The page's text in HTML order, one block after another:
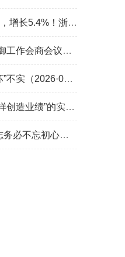
浙江创业活力从哪来？
分准备 扎实做好防汛防台各项工作
（2026·08·06）
业绩”的实干路径
初心、牢记使命